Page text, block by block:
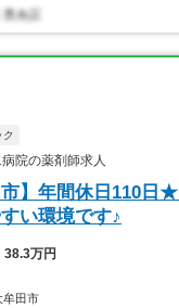
院の薬剤師求人
市】年間休日110日
い環境です♪
38.3万円
牟田市